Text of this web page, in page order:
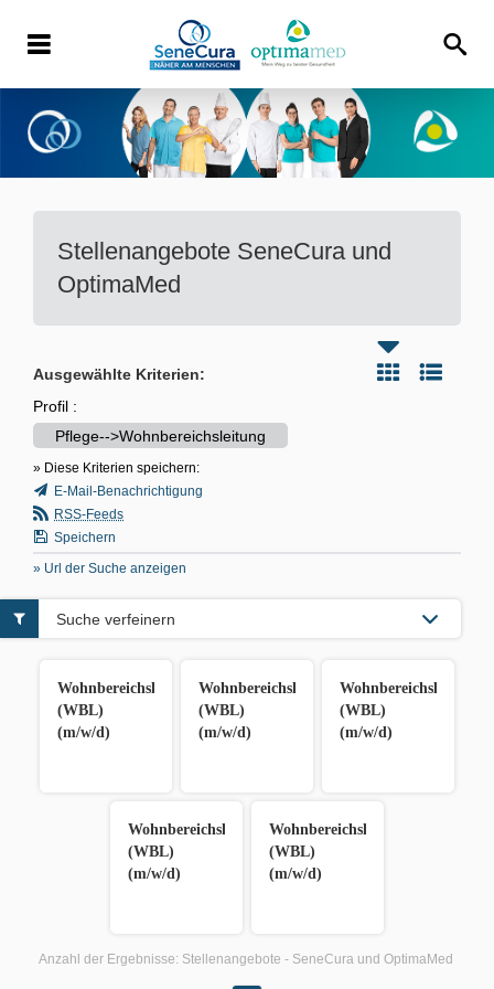
Stellenangebote SeneCura und
OptimaMed
Ausgewählte Kriterien:
Profil :
Pflege-->Wohnbereichsleitung
» Diese Kriterien speichern:
E-Mail-Benachrichtigung
RSS-Feeds
Speichern
» Url der Suche anzeigen
Wohnbereichsleiter:in
(WBL)
(m/w/d)
Wohnbereichsleiter:in
(WBL)
(m/w/d)
Wohnbereichsleiter:in
(WBL)
(m/w/d)
Wohnbereichsleiter:in
(WBL)
(m/w/d)
Wohnbereichsleiter:in
(WBL)
(m/w/d)
Suche verfeinern
Anzahl der Ergebnisse: Stellenangebote - SeneCura und OptimaMed